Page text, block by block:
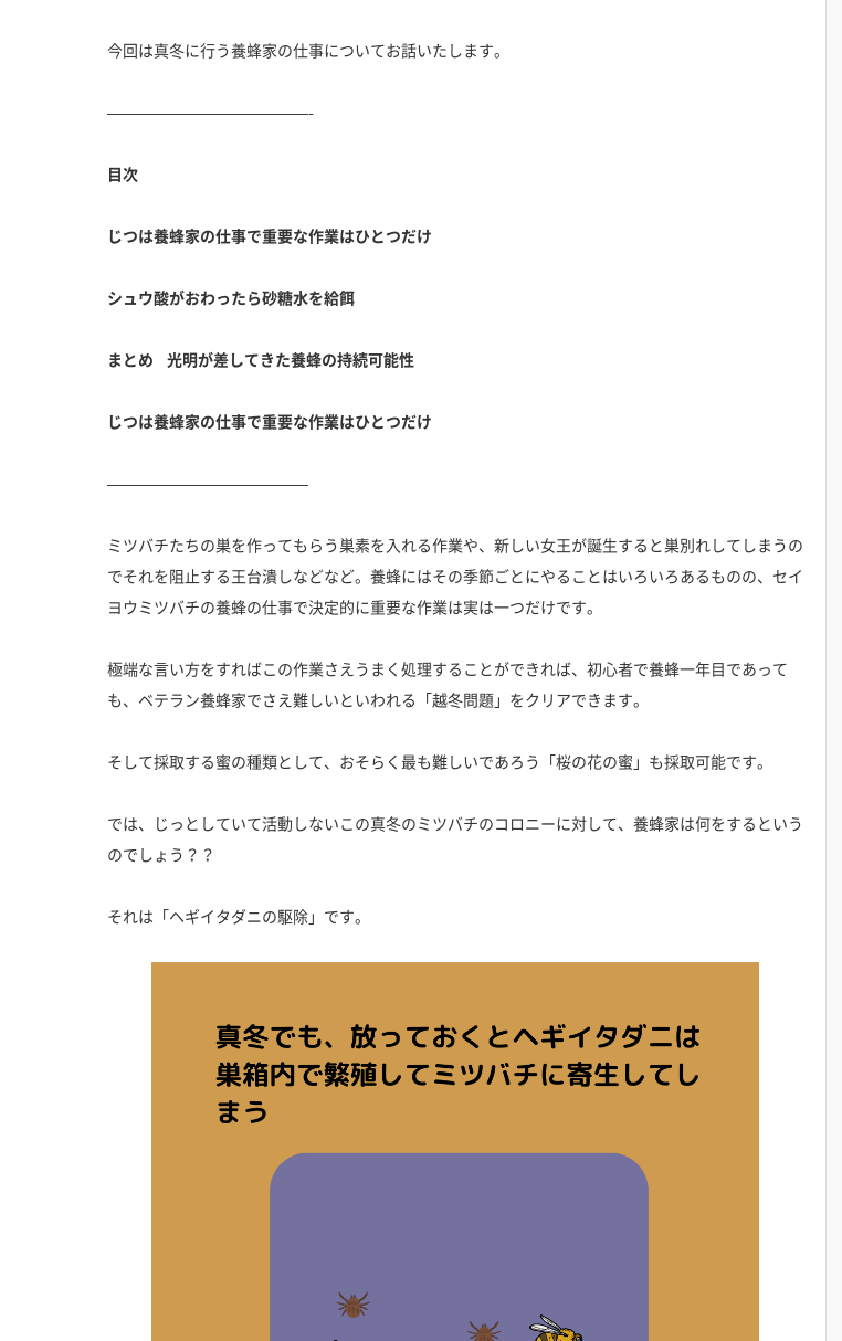
今回は真冬に行う養蜂家の仕事についてお話いたします。
—————————————-
目次
じつは養蜂家の仕事で重要な作業はひとつだけ
シュウ酸がおわったら砂糖水を給餌
まとめ 光明が差してきた養蜂の持続可能性
じつは養蜂家の仕事で重要な作業はひとつだけ
—————————————
ミツバチたちの巣を作ってもらう巣素を入れる作業や、新しい女王が誕生すると巣別れしてしまうの
でそれを阻止する王台潰しなどなど。養蜂にはその季節ごとにやることはいろいろあるものの、セイ
ヨウミツバチの養蜂の仕事で決定的に重要な作業は実は一つだけです。
極端な言い方をすればこの作業さえうまく処理することができれば、初心者で養蜂一年目であって
も、ベテラン養蜂家でさえ難しいといわれる「越冬問題」をクリアできます。
そして採取する蜜の種類として、おそらく最も難しいであろう「桜の花の蜜」も採取可能です。
では、じっとしていて活動しないこの真冬のミツバチのコロニーに対して、養蜂家は何をするという
のでしょう？？
それは「ヘギイタダニの駆除」です。